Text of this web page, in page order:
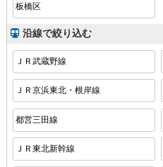
板橋区
沿線で絞り込む
ＪＲ武蔵野線
ＪＲ京浜東北・根岸線
都営三田線
ＪＲ東北新幹線